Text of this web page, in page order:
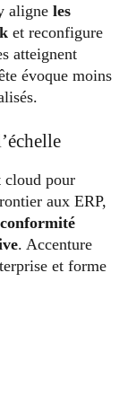
aligne les
et reconfigure
atteignent
évoque moins
cloud pour
aux ERP,
. Accenture
et forme